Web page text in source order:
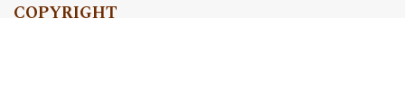
COPYRIGHT